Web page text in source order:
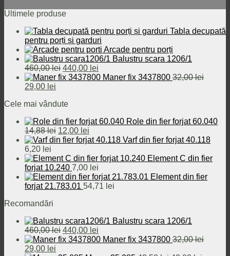
Ultimele produse
Tabla decupată
pentru porți și garduri
Arcade pentru porți
Balustru scara 1206/1
460,00lei Prețul
inițial
460,00 lei.
440,00 lei
curent
Maner fix 3437800 32,00lei
Prețul
a
32,00 lei.
29,00 lei
este:
Cele mai vândute
Role din fier forjat 60.040
14,88lei Prețul
inițial
fost:
14,88 lei.
12,00 lei
curent
12,00 lei.
Varf din fier forjat 40.118
6,20 lei
Element C din fier
forjat 10.240 7,00 lei
Element din fier
forjat 21.783.01 54,71 lei
Recomandări
Balustru scara 1206/1
460,00lei Prețul
inițial
440,00 lei
curent
Maner fix 3437800 32,00lei
Prețul
29,00 lei